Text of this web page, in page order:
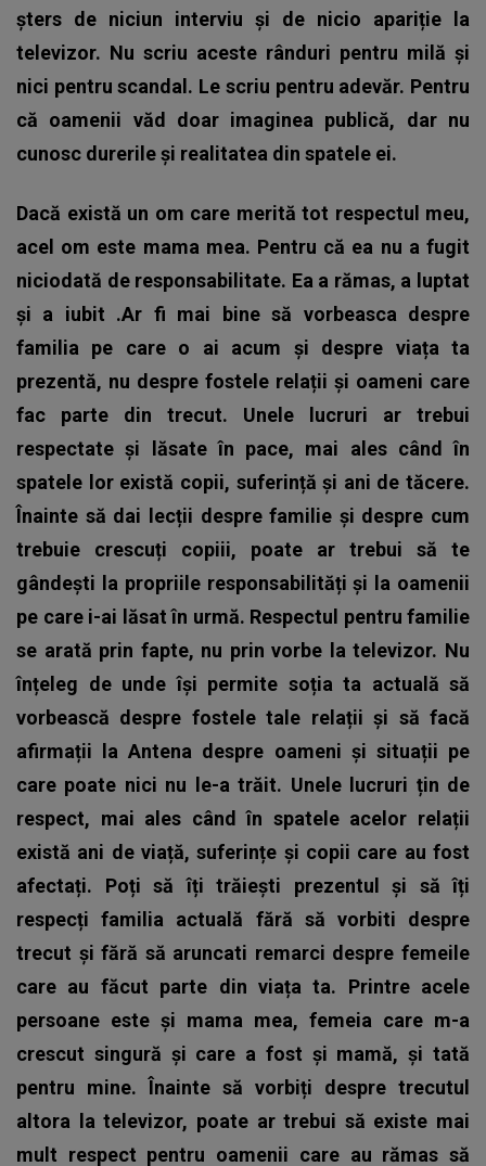
șters de niciun interviu și de nicio apariție la
televizor. Nu scriu aceste rânduri pentru milă și
nici pentru scandal. Le scriu pentru adevăr. Pentru
că oamenii văd doar imaginea publică, dar nu
cunosc durerile și realitatea din spatele ei.
Dacă există un om care merită tot respectul meu,
acel om este mama mea. Pentru că ea nu a fugit
niciodată de responsabilitate. Ea a rămas, a luptat
și a iubit .Ar fi mai bine să vorbeasca despre
familia pe care o ai acum și despre viața ta
prezentă, nu despre fostele relații și oameni care
fac parte din trecut. Unele lucruri ar trebui
respectate și lăsate în pace, mai ales când în
spatele lor există copii, suferință și ani de tăcere.
Înainte să dai lecții despre familie și despre cum
trebuie crescuți copiii, poate ar trebui să te
gândești la propriile responsabilități și la oamenii
pe care i-ai lăsat în urmă. Respectul pentru familie
se arată prin fapte, nu prin vorbe la televizor. Nu
înțeleg de unde își permite soția ta actuală să
vorbească despre fostele tale relații și să facă
afirmații la Antena despre oameni și situații pe
care poate nici nu le-a trăit. Unele lucruri țin de
respect, mai ales când în spatele acelor relații
există ani de viață, suferințe și copii care au fost
afectați. Poți să îți trăiești prezentul și să îți
respecți familia actuală fără să vorbiti despre
trecut și fără să aruncati remarci despre femeile
care au făcut parte din viața ta. Printre acele
persoane este și mama mea, femeia care m-a
crescut singură și care a fost și mamă, și tată
pentru mine. Înainte să vorbiți despre trecutul
altora la televizor, poate ar trebui să existe mai
mult respect pentru oamenii care au rămas să